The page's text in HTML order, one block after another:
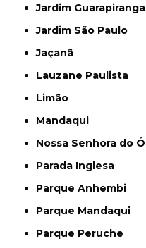
Jardim Guarapiranga
Jardim São Paulo
Jaçanã
Lauzane Paulista
Limão
Mandaqui
Nossa Senhora do Ó
Parada Inglesa
Parque Anhembi
Parque Mandaqui
Parque Peruche